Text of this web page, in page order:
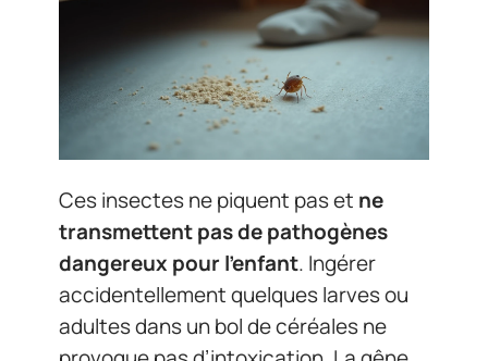
Ces insectes ne piquent pas et ne
transmettent pas de pathogènes
dangereux pour l’enfant. Ingérer
accidentellement quelques larves ou
adultes dans un bol de céréales ne